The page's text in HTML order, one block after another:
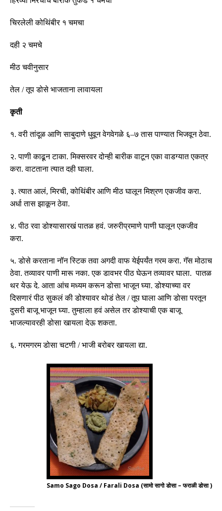
चिरलेली कोथिंबीर १ चमचा
दही २ चमचे
मीठ चवीनुसार
तेल /तूप डोसे भाजताना लावायला
कृती
१.वरी तांदूळ आणि साबुदाणे धुवून वेगवेगळे ६–७ तास पाण्यात भिजवून ठेवा.
२.पाणी काढून टाका.मिक्सरवर दोन्ही बारीक वाटून एका वाडग्यात एकत्र
करा.वाटताना त्यात दही घाला.
३.त्यात आलं,मिरची,कोथिंबीर आणि मीठ घालून मिश्रण एकजीव करा.
अर्धा तास झाकून ठेवा.
४.पीठ रवा डोश्यासारखं पातळ हवं.जरुरीप्रमाणे पाणी घालून एकजीव
करा.
५.डोसे करताना नॉन स्टिक तवा अगदी वाफ येईपर्यंत गरम करा.गॅस मोठाच
ठेवा.तव्यावर पाणी मारू नका.एक डावभर पीठ घेऊन तव्यावर घाला.पातळ
थर येऊ दे. आता आंच मध्यम करून डोसा भाजून घ्या.डोश्याच्या वर
दिसणारं पीठ सुकलं की डोश्यावर थोडं तेल /तूप घाला आणि डोसा परतून
दुसरी बाजू भाजून घ्या.तुम्हाला हवं असेल तर डोश्याची एक बाजू
भाजल्यावरही डोसा खायला देऊ शकता.
६.गरमगरम डोसा चटणी /भाजी बरोबर खायला द्या.
Samo Sago Dosa / Farali Dosa (सामो सागो डोसा – फराळी डोसा )